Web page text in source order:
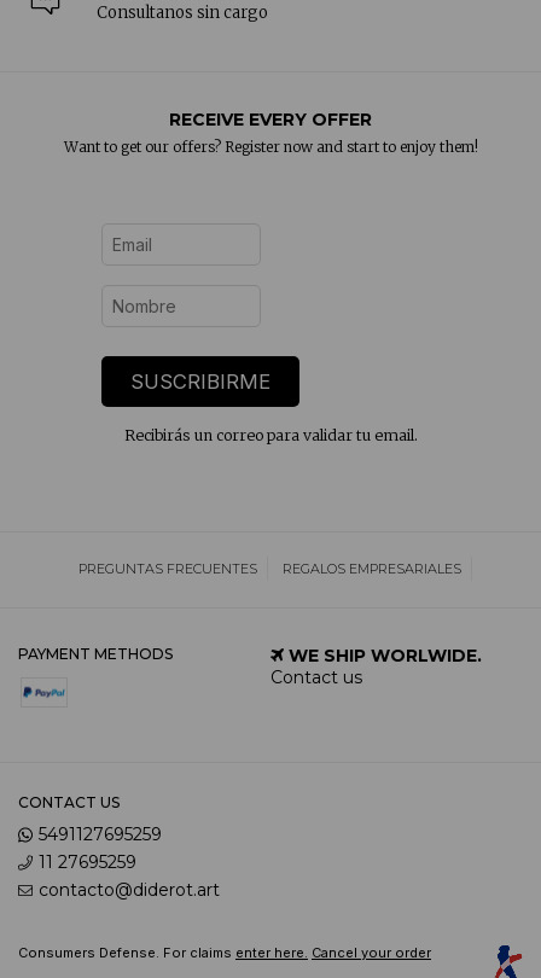
Consultanos sin cargo
RECEIVE EVERY OFFER
Want to get our offers? Register now and start to enjoy them!
SUSCRIBIRME
Recibirás un correo para validar tu email.
PREGUNTAS FRECUENTES REGALOS EMPRESARIALES
PAYMENT METHODS
WE SHIP WORLWIDE.
Contact us
CONTACT US
5491127695259
11 27695259
contacto@diderot.art
Consumers Defense. For claims enter here. Cancel your order